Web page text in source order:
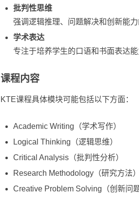
批判性思维
强调逻辑推理、问题解决和创新能
学术表达
专注于培养学生的口语和书面表达
课程内容
KTE课程具体模块可能包括以下方面：
Academic Writing（学术写作）
Logical Thinking（逻辑思维）
Critical Analysis（批判性分析）
Research Methodology（研究方法）
Creative Problem Solving（创新问